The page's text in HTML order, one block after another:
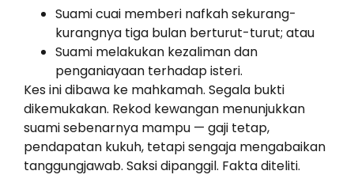
Suami cuai memberi nafkah sekurang-
kurangnya tiga bulan berturut-turut; atau
Suami melakukan kezaliman dan
penganiayaan terhadap isteri.
Kes ini dibawa ke mahkamah. Segala bukti
dikemukakan. Rekod kewangan menunjukkan
suami sebenarnya mampu — gaji tetap,
pendapatan kukuh, tetapi sengaja mengabaikan
tanggungjawab. Saksi dipanggil. Fakta diteliti.